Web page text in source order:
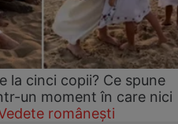
la cinci copii? Ce spune
un moment în care nici
românești